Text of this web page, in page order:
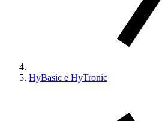
HyBasic e HyTronic